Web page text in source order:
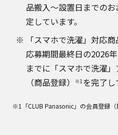
品搬入～設置日までの
定しています。
「スマホで洗濯」対応
応募期間最終日の2026
までに「スマホで洗濯
（商品登録）
※1を完了し
※1「CLUB Panasonic」の会員登録（